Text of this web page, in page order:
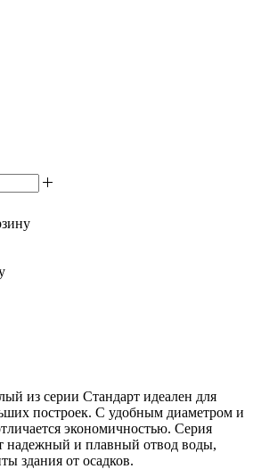
из серии Стандарт идеален для
построек. С удобным диаметром и
экономичностью. Серия
надежный и плавный отвод воды,
здания от осадков.